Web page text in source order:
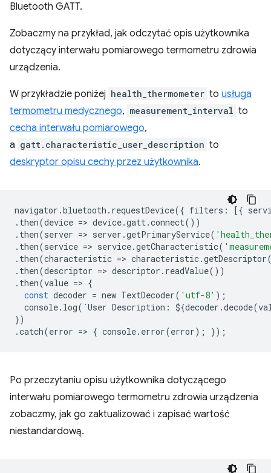
Bluetooth GATT.
Zobaczmy na przykład, jak odczytać opis użytkownika
dotyczący interwału pomiarowego termometru zdrowia
urządzenia.
W przykładzie poniżej health_thermometer to usługa
termometru medycznego, measurement_interval to
cecha interwału pomiarowego,
a gatt.characteristic_user_description to
deskryptor opisu cechy przez użytkownika.
navigator .bluetooth . requestDevice({ filters : [{
. then(device => device.gatt.connect())
. then(server => server .getPrimaryService(
. then(service => service.getCharacteristic(
. then(characteristic => characteristic.getDescriptor
. then(descriptor => descriptor . readValue())
. then(value => {
const decoder = new TextDecoder( 'utf-8' );
console. log( `User Description : ${decoder .decode(
})
.catch(error => { console. error(error); });
Po przeczytaniu opisu użytkownika dotyczącego
interwału pomiarowego termometru zdrowia urządzenia
zobaczmy, jak go zaktualizować i zapisać wartość
niestandardową.